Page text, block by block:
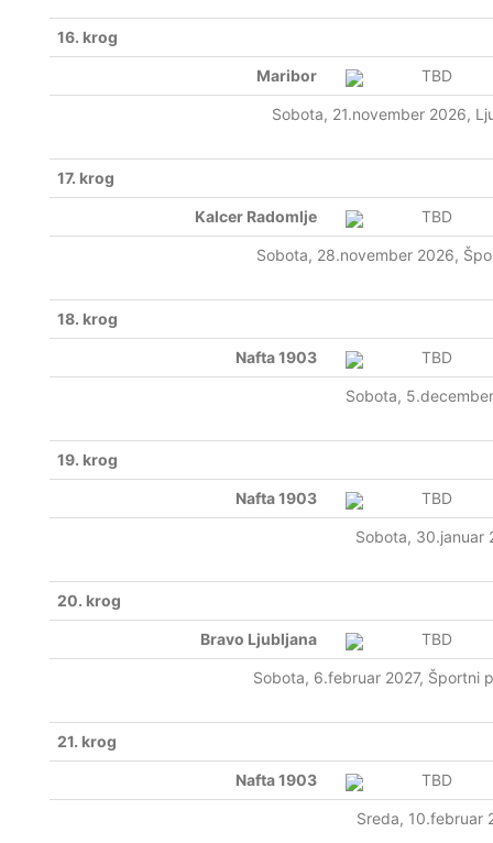
16. krog
Maribor TBD
Sobota, 21.november 2026,
17. krog
Kalcer Radomlje TBD
Sobota, 28.november 2026,
18. krog
Nafta 1903 TBD
Sobota,
19. krog
Nafta 1903 TBD
Sobota, 30.januar
20. krog
Bravo Ljubljana TBD
Sobota, 6.februar 2027, Športni
21. krog
Nafta 1903 TBD
Sreda, 10.februar